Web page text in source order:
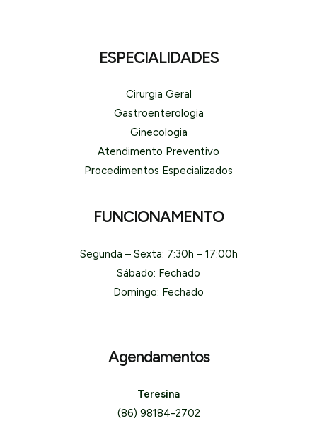
ESPECIALIDADES
Cirurgia Geral
Gastroenterologia
Ginecologia
Atendimento Preventivo
Procedimentos Especializados
FUNCIONAMENTO
Segunda – Sexta: 7:30h – 17:00h
Sábado: Fechado
Domingo: Fechado
Agendamentos
Teresina
(86) 98184-2702